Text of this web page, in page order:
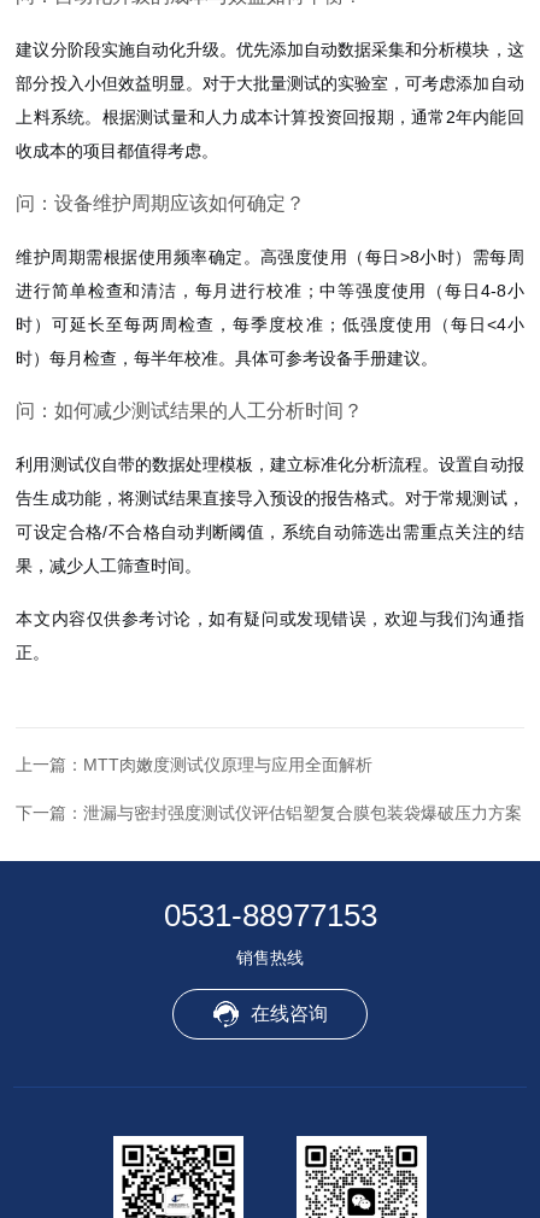
建议分阶段实施自动化升级。优先添加自动数据采集和分析模块，这
部分投入小但效益明显。对于大批量测试的实验室，可考虑添加自动
上料系统。根据测试量和人力成本计算投资回报期，通常2年内能回
收成本的项目都值得考虑。
问：设备维护周期应该如何确定？
维护周期需根据使用频率确定。高强度使用（每日>8小时）需每周
进行简单检查和清洁，每月进行校准；中等强度使用（每日4-8小
时）可延长至每两周检查，每季度校准；低强度使用（每日<4小
时）每月检查，每半年校准。具体可参考设备手册建议。
问：如何减少测试结果的人工分析时间？
利用测试仪自带的数据处理模板，建立标准化分析流程。设置自动报
告生成功能，将测试结果直接导入预设的报告格式。对于常规测试，
可设定合格/不合格自动判断阈值，系统自动筛选出需重点关注的结
果，减少人工筛查时间。
本文内容仅供参考讨论，如有疑问或发现错误，欢迎与我们沟通指
正。
上一篇： MTT肉嫩度测试仪原理与应用全面解析
下一篇：泄漏与密封强度测试仪评估铝塑复合膜包装袋爆破压力方案
0531-88977153
销售热线
在线咨询